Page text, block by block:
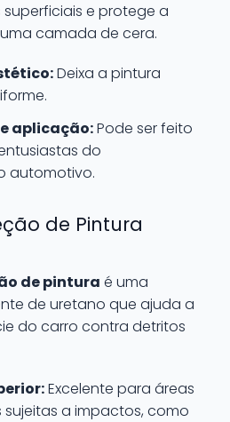
e protege a
camada de cera.
Deixa a pintura
aplicação:Pode ser feito
do
automotivo.
de Pintura
de pintura é uma
de uretano que ajuda a
do carro contra detritos
Excelente para áreas
a impactos, como